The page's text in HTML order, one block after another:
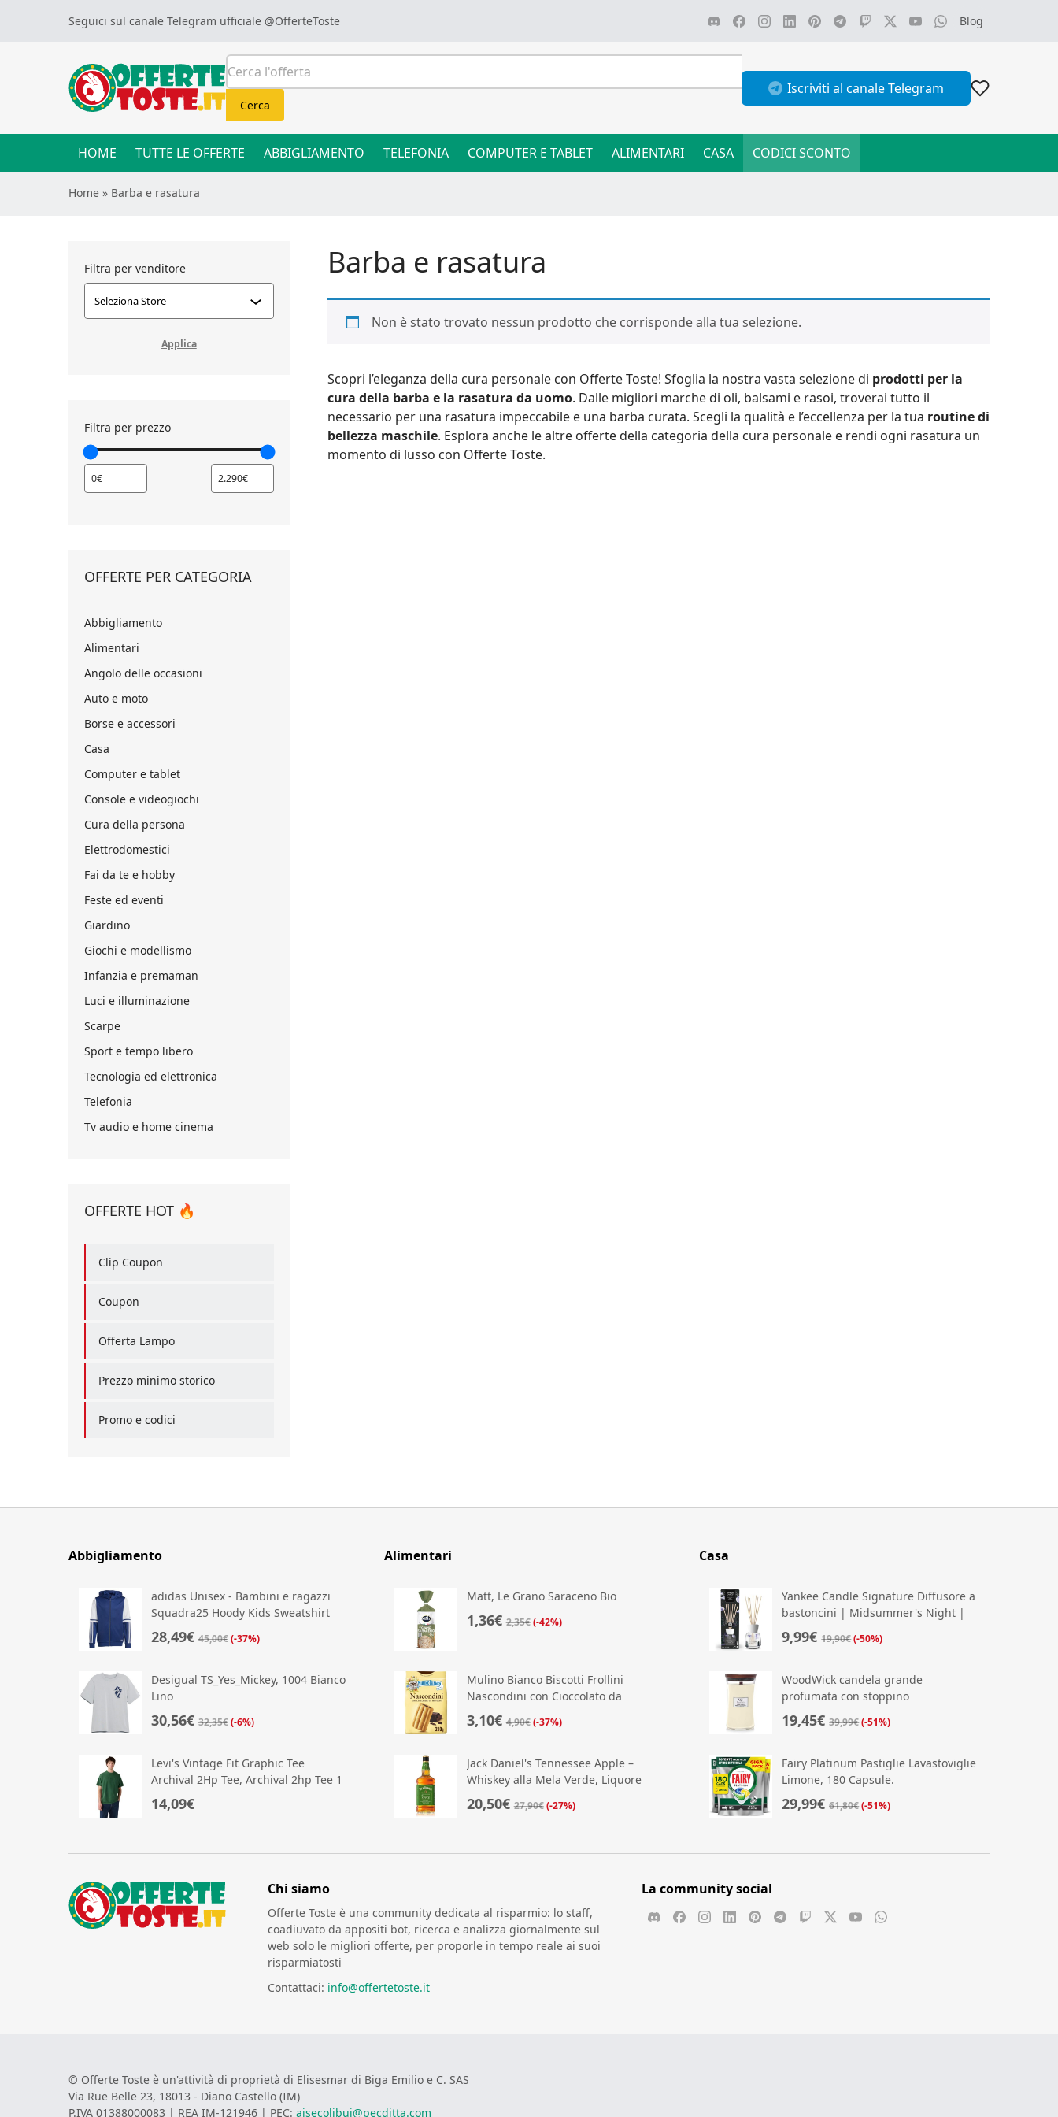
Seguici sul canale Telegram ufficiale @OfferteToste Blog
Cerca:
Cerca
Iscriviti al canale Telegram
HOME TUTTE LE OFFERTE ABBIGLIAMENTO TELEFONIA COMPUTER E TABLET ALIMENTARI CASA CODICI SCONTO
Home » Barba e rasatura
Barba e rasatura
Non è stato trovato nessun prodotto che corrisponde alla tua selezione.
Scopri l’eleganza della cura personale con Offerte Toste! Sfoglia la nostra vasta selezione di prodotti per la
cura della barba e la rasatura da uomo. Dalle migliori marche di oli, balsami e rasoi, troverai tutto il
necessario per una rasatura impeccabile e una barba curata. Scegli la qualità e l’eccellenza per la tua routine di
bellezza maschile. Esplora anche le altre offerte della categoria della cura personalee rendi ogni rasatura un
momento di lusso con Offerte Toste.
Filtra per venditore
ApplicaApplica filtro
Filtra per prezzo
OFFERTE PER CATEGORIA
Abbigliamento
Alimentari
Angolo delle occasioni
Auto e moto
Borse e accessori
Casa
Computer e tablet
Console e videogiochi
Cura della persona
Elettrodomestici
Fai da te e hobby
Feste ed eventi
Giardino
Giochi e modellismo
Infanzia e premaman
Luci e illuminazione
Scarpe
Sport e tempo libero
Tecnologia ed elettronica
Telefonia
Tv audio e home cinema
OFFERTE HOT 🔥
Clip Coupon
Coupon
Offerta Lampo
Prezzo minimo storico
Promo e codici
Abbigliamento
adidas Unisex - Bambini e ragazzi
Squadra25 Hoody Kids Sweatshirt
28,49€ 45,00€(-37%)
Desigual TS_Yes_Mickey, 1004 Bianco
Lino
30,56€ 32,35€(-6%)
Levi's Vintage Fit Graphic Tee
Archival 2Hp Tee, Archival 2hp Tee 1
D
14,09€
Alimentari
Matt, Le Grano Saraceno Bio
1,36€2,35€(-42%)
Mulino Bianco Biscotti Frollini
Nascondini con Cioccolato da
Mordere
3,10€4,90€(-37%)
Jack Daniel's Tennessee Apple –
Whiskey alla Mela Verde, Liquore
Americano dal Gusto Fresco e Dolce
20,50€27,90€(-27%)
Casa
Yankee Candle Signature Diffusore a
bastoncini | Midsummer's Night |
100 ml | Fino
9,99€19,90€(-50%)
WoodWick candela grande
profumata con stoppino
scoppiettante | Island Coconut |
Durata Fino a 130 Ore
19,45€39,99€(-51%)
Fairy Platinum Pastiglie Lavastoviglie
Limone, 180 Capsule.
29,99€61,80€(-51%)
Chi siamo
Offerte Toste è una community dedicata al risparmio: lo staff,
coadiuvato da appositi bot, ricerca e analizza giornalmente sul
web solo le migliori offerte, per proporle in tempo reale ai suoi
risparmiatosti
Contattaci: info@offertetoste.it
La community social
© Offerte Toste è un'attività di proprietà di Elisesmar di Biga Emilio e C. SAS
Via Rue Belle 23, 18013 - Diano Castello (IM)
P.IVA 01388000083 | REA IM-121946 | PEC: aisecolibui@pecditta.com